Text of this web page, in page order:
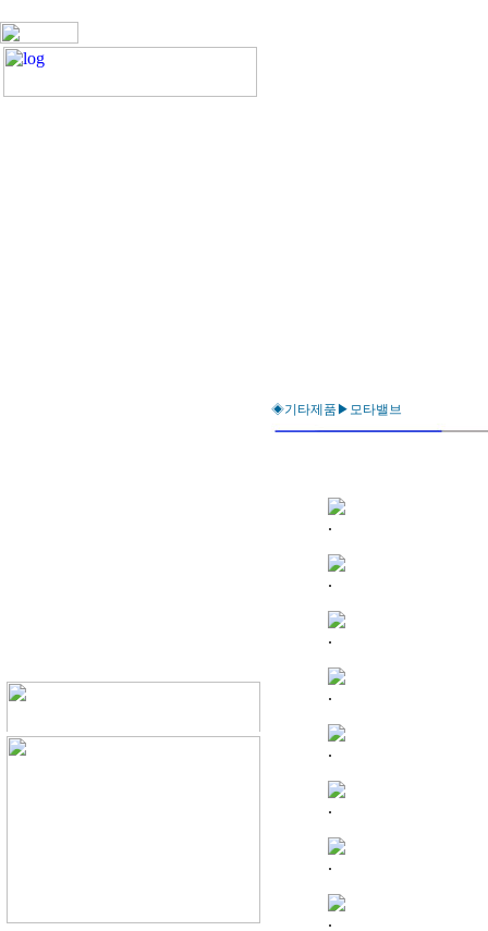
◈기타제품▶모타밸브
.
.
.
.
.
.
.
.